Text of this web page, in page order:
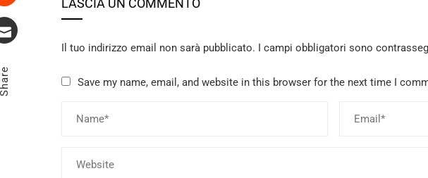
Stumbleupon
LASCIA UN COMMENTO
Il tuo indirizzo email non sarà pubblicato. I campi obbligatori sono
Save my name, email, and website in this browser for the next time I